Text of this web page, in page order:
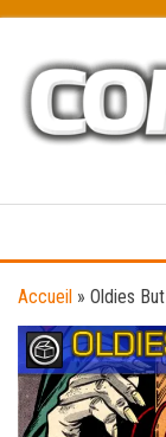
content
Accueil » Oldies